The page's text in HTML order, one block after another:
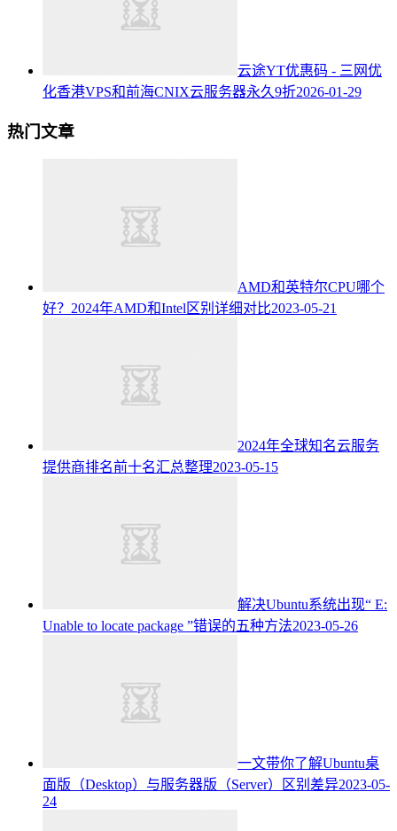
云途YT优惠码 - 三网优
化香港VPS和前海CNIX云服务器永久9折2026-01-29
热门文章
AMD和英特尔CPU哪个
好？2024年AMD和Intel区别详细对比2023-05-21
2024年全球知名云服务
提供商排名前十名汇总整理2023-05-15
解决Ubuntu系统出现“ E:
Unable to locate package ”错误的五种方法2023-05-26
一文带你了解Ubuntu桌
面版（Desktop）与服务器版（Server）区别差异2023-05-
24